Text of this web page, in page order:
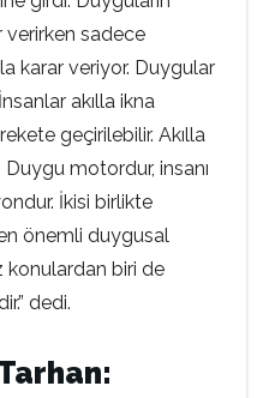
verirken sadece
karar veriyor. Duygular
akılla ikna
geçirilebilir. Akılla
motordur, insanı
İkisi birlikte
en önemli duygusal
konulardan biri de
dedi.